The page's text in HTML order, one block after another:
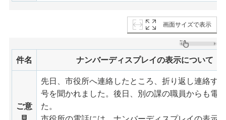
画面サイズで表示
件名 ナンバーディスプレイの表示について
ご意
先日、市役所へ連絡したところ、折り返し連絡す
号を聞かれました。後日、別の課の職員からも電
た。